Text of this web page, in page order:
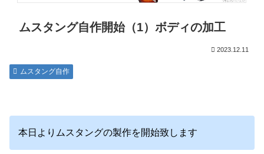
ムスタング自作開始（1）ボディの加工
2023.12.11
ムスタング自作
本日よりムスタングの製作を開始致します